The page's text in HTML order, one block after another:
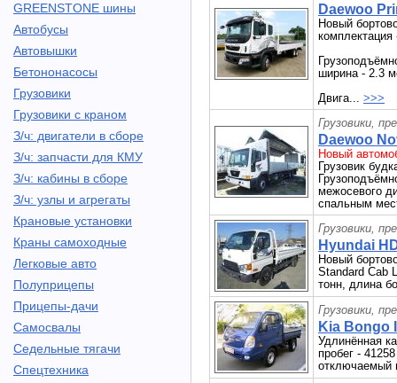
GREENSTONE шины
Автобусы
Автовышки
Бетононасосы
Грузовики
Грузовики с краном
З/ч: двигатели в сборе
З/ч: запчасти для КМУ
З/ч: кабины в сборе
З/ч: узлы и агрегаты
Крановые установки
Краны самоходные
Легковые авто
Полуприцепы
Прицепы-дачи
Самосвалы
Седельные тягачи
Спецтехника
Daewoo
Новый
комплектация
ширина - 2.3
Двига... >>>
Грузовики,
Daewoo
Новый
Грузовик
межосевого
спальным
Грузовики,
Hyundai
Новый
Standard Cab
тонн, длина
Грузовики,
Kia Bongo
Удлинённая
пробег -
отключаемый